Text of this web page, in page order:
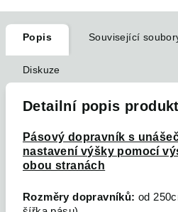
Popis Související
Diskuze
Detailní popis
Pásový dopravník s
nastavení výšky pomocí
obou stranách
Rozměry dopravníků: od